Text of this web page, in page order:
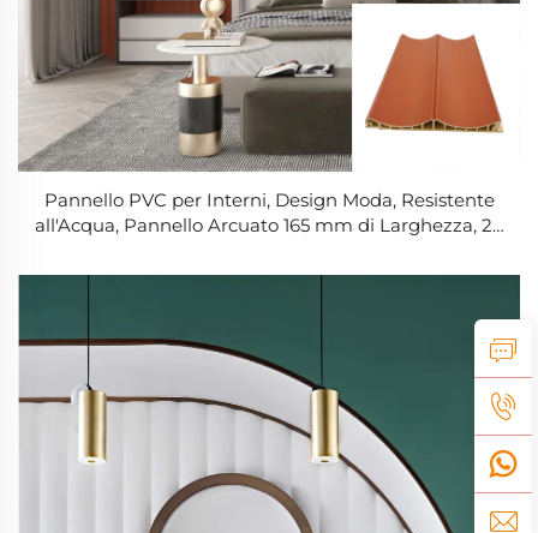
Pannello PVC per Interni, Design Moda, Resistente
all'Acqua, Pannello Arcuato 165 mm di Larghezza, 22